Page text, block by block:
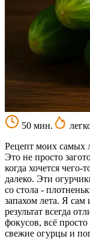
50 мин.
Рецепт моих самых
Это не просто
когда хочется чего-
далеко. Эти
со стола -
запахом лета. Я
результат всегда
фокусов, всё
свежие огурцы и